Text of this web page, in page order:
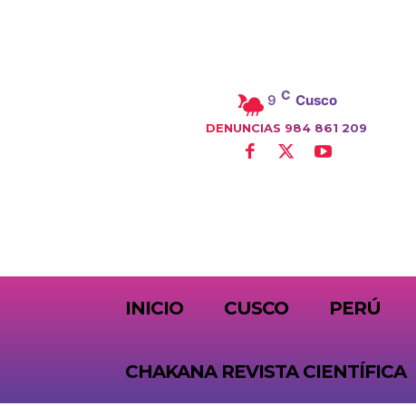
9 C Cusco
DENUNCIAS 984 861 209
INICIO CUSCO PERÚ
CHAKANA REVISTA CIENTÍFICA